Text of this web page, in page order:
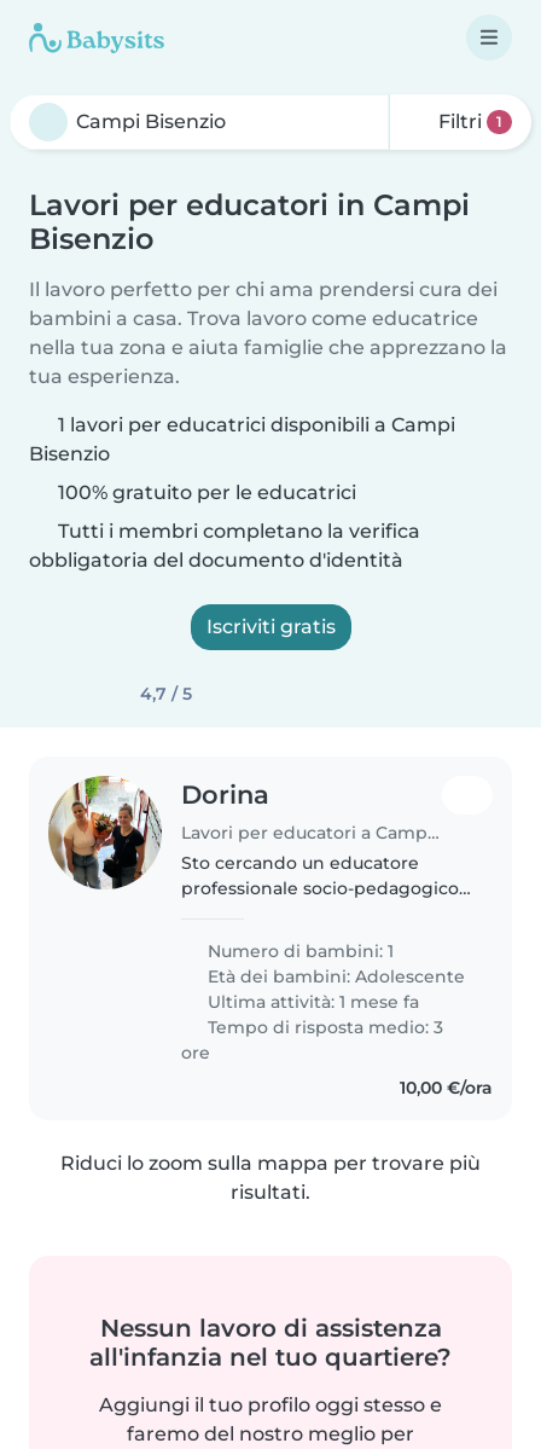
Filtri 1
Lavori per educatori in Campi
Bisenzio
Il lavoro perfetto per chi ama prendersi cura dei
bambini a casa. Trova lavoro come educatrice
nella tua zona e aiuta famiglie che apprezzano la
tua esperienza.
1 lavori per educatrici disponibili a Campi
Bisenzio
100% gratuito per le educatrici
Tutti i membri completano la verifica
obbligatoria del documento d'identità
Iscriviti gratis
4,7 / 5
Dorina
Lavori per educatori a Campi Bisenzio
Sto cercando un educatore
professionale socio-pedagogico
per mia figlia di 19 anni, con
disabilità intellettiva medio-
grave. Abbiamo bisogno di un..
Numero di bambini: 1
Età dei bambini:Adolescente
Ultima attività: 1 mese fa
Tempo di risposta medio: 3
ore
10,00 €/ora
Riduci lo zoom sulla mappa per trovare più
risultati.
Nessun lavoro di assistenza
all'infanzia nel tuo quartiere?
Aggiungi il tuo profilo oggi stesso e
faremo del nostro meglio per